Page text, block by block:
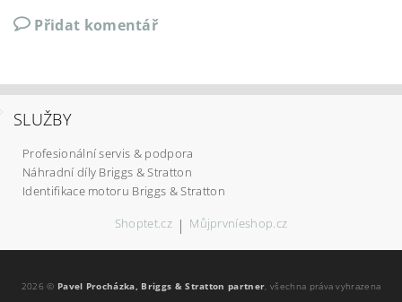
Přidat komentář
SLUŽBY
Profesionální servis & podpora
Náhradní díly Briggs & Stratton
Identifikace motoru Briggs & Stratton
Shoptet.cz | Můjprvníeshop.cz
2026 © Pavel Procházka, Briggs & Stratton partner, všechna práva vyhrazena